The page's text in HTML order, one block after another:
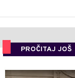
PROČITAJ JOŠ